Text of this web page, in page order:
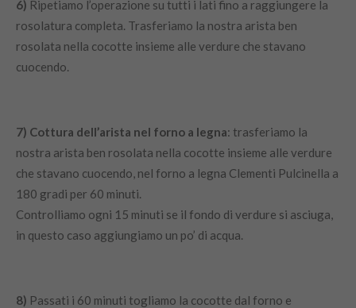
6) Ripetiamo l’operazione su tutti i lati fino a raggiungere la
rosolatura completa. Trasferiamo la nostra arista ben
rosolata nella cocotte insieme alle verdure che stavano
cuocendo.
7) Cottura dell’arista nel forno a legna: trasferiamo la
nostra arista ben rosolata nella cocotte insieme alle verdure
che stavano cuocendo, nel forno a legna Clementi Pulcinella a
180 gradi per 60 minuti.
Controlliamo ogni 15 minuti se il fondo di verdure si asciuga,
in questo caso aggiungiamo un po’ di acqua.
8) Passati i 60 minuti togliamo la cocotte dal forno e